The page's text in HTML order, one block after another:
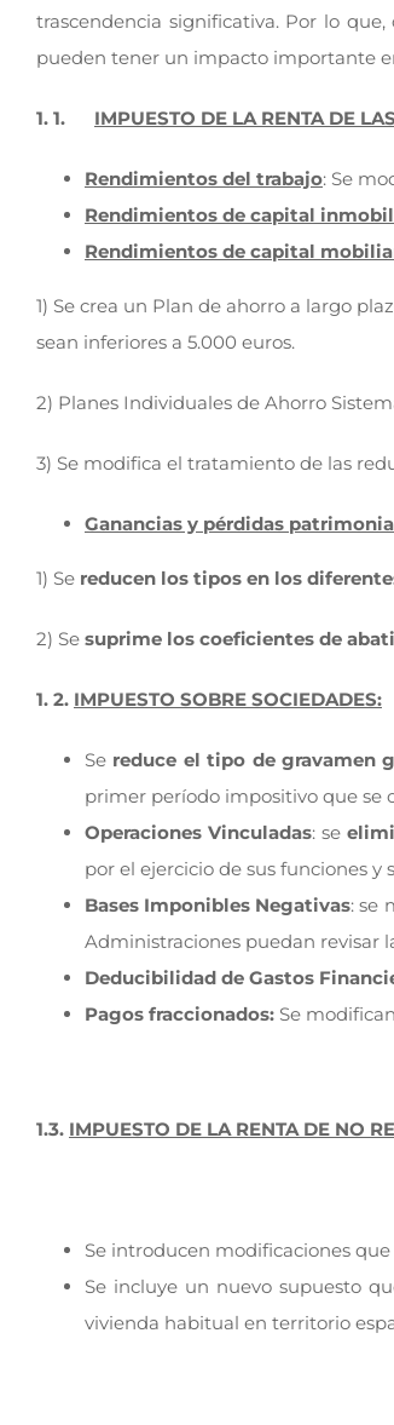
trascendencia significativa. Por lo
pueden tener un impacto importante
1. 1. IMPUESTO DE LA RENTA DE
Rendimientos del trabajo: Se
Rendimientos de capital
Rendimientos de capital
1) Se crea un Plan de ahorro a largo
sean inferiores a 5.000 euros.
2) Planes Individuales de Ahorro
3) Se modifica el tratamiento de las
Ganancias y pérdidas
1) Se reducen los tipos en los
2) Se suprime los coeficientes de
1. 2. IMPUESTO SOBRE SOCIEDADES:
Se reduce el tipo de gravamen
primer período impositivo que se
Operaciones Vinculadas: se
por el ejercicio de sus funciones
Bases Imponibles Negativas: se
Administraciones puedan revisar
Deducibilidad de Gastos
Pagos fraccionados: Se
1.3. IMPUESTO DE LA RENTA DE NO
Se introducen modificaciones
Se incluye un nuevo supuesto
vivienda habitual en territorio